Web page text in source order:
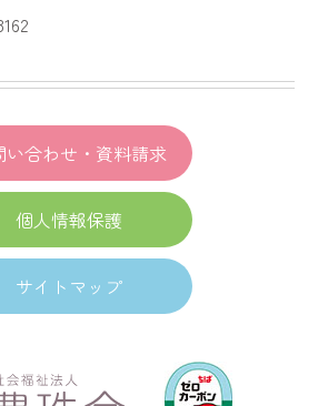
い合わせ・資料請求
個人情報保護
サイトマップ